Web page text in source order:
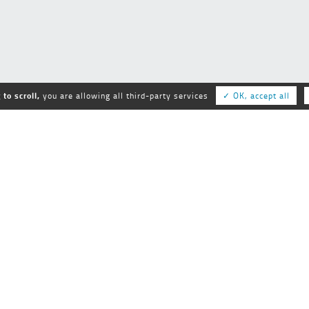
to scroll, you are allowing all third-party services ✓ OK, accept all